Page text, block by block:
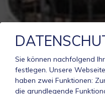
Sie können nachfolgend
festlegen. Unsere
haben zwei Funktionen:
die grundlegende